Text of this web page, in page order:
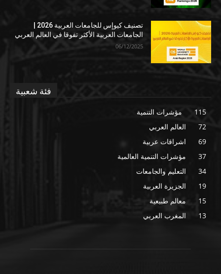
الجامعات العربية الأكثر تفوقا في العالم العربي
06/12/2025
فئة شعبية
مؤشرات التنمية
115
العالم العربي
72
اشراقات عربية
69
مؤشرات التنمية العالمية
37
التعليم والجامعات
34
الجزيرة العربية
19
معالم طبيعية
15
المغرب العربي
13